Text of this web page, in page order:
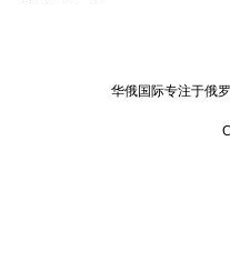
华俄国际专注于俄